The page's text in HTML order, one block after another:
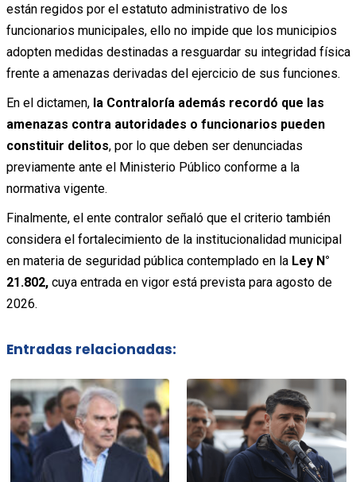
están regidos por el estatuto administrativo de los
funcionarios municipales, ello no impide que los municipios
adopten medidas destinadas a resguardar su integridad física
frente a amenazas derivadas del ejercicio de sus funciones.
En el dictamen, la Contraloría además recordó que las
amenazas contra autoridades o funcionarios pueden
constituir delitos, por lo que deben ser denunciadas
previamente ante el Ministerio Público conforme a la
normativa vigente.
Finalmente, el ente contralor señaló que el criterio también
considera el fortalecimiento de la institucionalidad municipal
en materia de seguridad pública contemplado en la Ley N°
21.802,cuya entrada en vigor está prevista para agosto de
2026.
Entradas relacionadas: